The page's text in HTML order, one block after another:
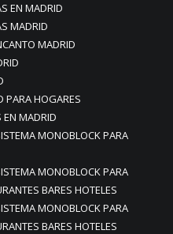
EN MADRID
MADRID
MADRID
PARA HOGARES
EN MADRID
MONOBLOCK PARA
MONOBLOCK PARA
BARES HOTELES
MONOBLOCK PARA
BARES HOTELES